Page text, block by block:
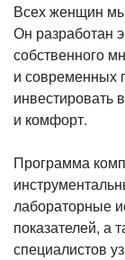
Прием
МРТ
КТ
Прием
Удаление
Приём
Лазерная
Всех женщин
Он разработан
собственного
и современных
инвестировать
и комфорт.
Программа
лабораторные
показателей, а
специалистов